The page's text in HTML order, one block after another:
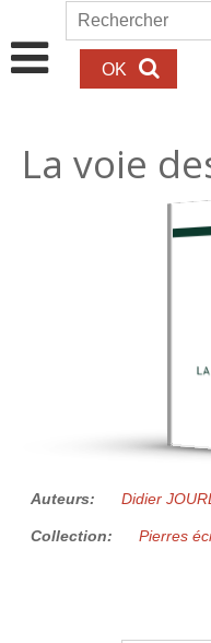
Aller au contenu principal
Rechercher
La voie
Auteurs: Didier
Collection: Pierres